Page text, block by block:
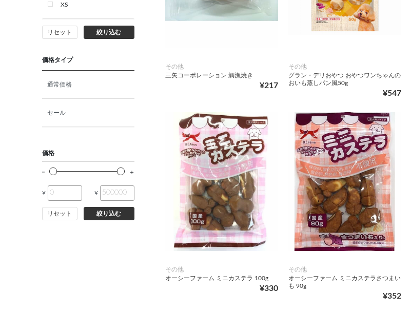
その他フード（魚・爬虫類・
両生類）
小動物・鳥用品
XS
リセット 絞り込む
価格タイプ
通常価格
セール
価格
¥ ¥
リセット 絞り込む
その他
三矢コーポレーション 鯛漁焼き
¥217
その他
グラン・デリおやつ おやつワンちゃんの
おいも蒸しパン風50g
¥547
その他
オーシーファーム ミニカステラ 100g
¥330
その他
オーシーファーム ミニカステラさつまい
も 90g
¥352